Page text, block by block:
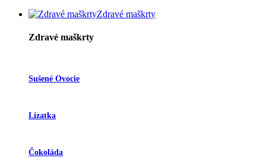
Zdravé maškrty
Zdravé maškrty
Sušené Ovocie
Lízatka
Čokoláda